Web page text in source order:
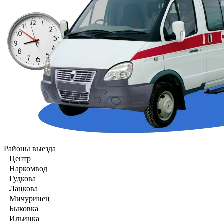
Районы выезда
Центр
Наркомвод
Гудкова
Лацкова
Мичуринец
Быковка
Ильинка